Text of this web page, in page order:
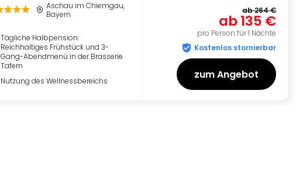
Aschau im Chiemgau,
Bayern
Tägliche Halbpension:
Reichhaltiges Frühstück und 3-
Gang-Abendmenü in der Brasserie
Tafern
Nutzung des Wellnessbereichs
ab264 €
ab135 €
pro Person für 1 Nächte
Kostenlos stornierbar
zum Angebot